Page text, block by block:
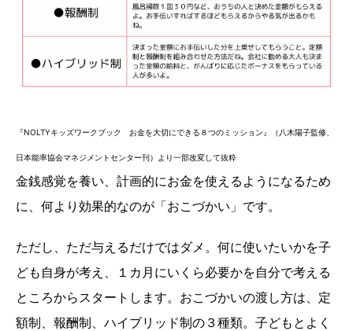
『NOLTYキッズワークブック お金を大切にできる８つのミッション』（八木陽子監修、
日本能率協会マネジメントセンター刊）より一部改変して抜粋
金銭感覚を養い、計画的にお金を使えるようになるため
に、何より効果的なのが「おこづかい」です。
ただし、ただ与えるだけではダメ。何に使いたいかを子
ども自身が考え、１カ月にいくら必要かを自分で考える
ところからスタートします。おこづかいの渡し方は、定
額制、報酬制、ハイブリッド制の３種類。子どもとよく